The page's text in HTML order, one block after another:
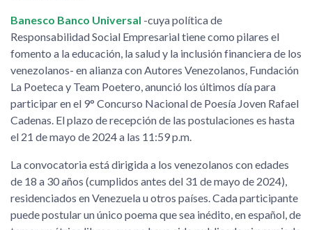
Banesco Banco Universal -cuya política de
Responsabilidad Social Empresarial tiene como pilares el
fomento a la educación, la salud y la inclusión financiera de los
venezolanos- en alianza con Autores Venezolanos, Fundación
La Poeteca y Team Poetero, anunció los últimos día para
participar en el 9° Concurso Nacional de Poesía Joven Rafael
Cadenas. El plazo de recepción de las postulaciones es hasta
el 21 de mayo de 2024 a las 11:59 p.m.
La convocatoria está dirigida a los venezolanos con edades
de 18 a 30 años (cumplidos antes del 31 de mayo de 2024),
residenciados en Venezuela u otros países. Cada participante
puede postular un único poema que sea inédito, en español, de